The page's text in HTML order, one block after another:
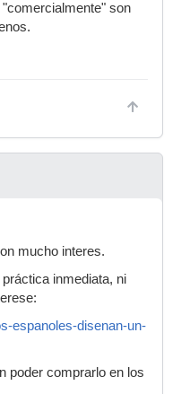
son
mucho interes.
inmediata, ni
espanoles-disenan-un-
poder comprarlo en los